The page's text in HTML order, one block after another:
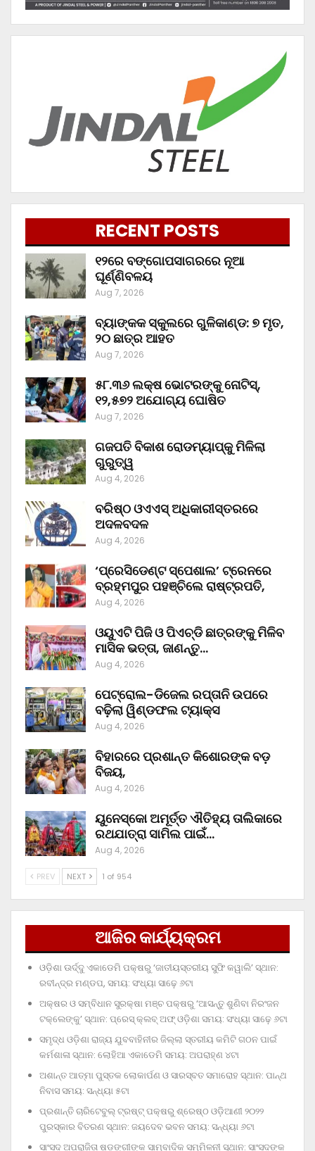
RECENT POSTS
୧୨ରେ ବଙ୍ଗୋପସାଗରରେ ନୂଆ
ଘୂର୍ଣ୍ଣିବଳୟ
Aug 7, 2026
ବ୍ୟାଙ୍କକ ସ୍କୁଲରେ ଗୁଳିକାଣ୍ଡ: ୭ ମୃତ,
୨୦ ଛାତ୍ର ଆହତ
Aug 7, 2026
୫୮.୩୬ ଲକ୍ଷ ଭୋଟରଙ୍କୁ ନୋଟିସ୍‌,
୧୨,୫୭୨ ଅଯୋଗ୍ୟ ଘୋଷିତ
Aug 7, 2026
ଗଜପତି ବିକାଶ ରୋଡମ୍ୟାପ୍‌କୁ ମିଳିଲା
ଗୁରୁତ୍ୱ
Aug 4, 2026
ବରିଷ୍ଠ ଓଏଏସ୍‌ ଅଧିକାରୀସ୍ତରରେ
ଅଦଳବଦଳ
Aug 4, 2026
‘ପ୍ରେସିଡେଣ୍ଟ ସ୍ପେଶାଲ’ ଟ୍ରେନରେ
ବ୍ରହ୍ମପୁର ପହଞ୍ଚିଲେ ରାଷ୍ଟ୍ରପତି,
Aug 4, 2026
ଓୟୁଏଟି ପିଜି ଓ ପିଏଚ୍‌ଡି ଛାତ୍ରଙ୍କୁ ମିଳିବ
ମାସିକ ଭତ୍ତା, ଜାଣନ୍ତୁ…
Aug 4, 2026
ପେଟ୍ରୋଲ-ଡିଜେଲ ରପ୍ତାନି ଉପରେ
ବଢ଼ିଲା ୱିଣ୍ଡଫଲ ଟ୍ୟାକ୍ସ
Aug 4, 2026
ବିହାରରେ ପ୍ରଶାନ୍ତ କିଶୋରଙ୍କ ବଡ଼
ବିଜୟ,
Aug 4, 2026
ୟୁନେସ୍କୋ ଅମୂର୍ତ୍ତ ଐତିହ୍ୟ ତାଲିକାରେ
ରଥଯାତ୍ରା ସାମିଲ ପାଇଁ…
Aug 4, 2026
PREV NEXT 1 of 954
ଆଜିର କାର୍ଯ୍ୟକ୍ରମ
ଓଡ଼ିଶା ଊର୍ଦ୍ଦୁ ଏକାଡେମି ପକ୍ଷରୁ ‘ଜାତୀୟସ୍ତରୀୟ ସୁଫି କୱାଲି’ ସ୍ଥାନ:
ରବୀନ୍ଦ୍ର ମଣ୍ଡପ, ସମୟ: ସଂଧ୍ୟା ସାଢ଼େ ୬ଟା
ଅକ୍ଷର ଓ ସମ୍ବିଧାନ ସୁରକ୍ଷା ମଞ୍ଚ ପକ୍ଷରୁ ‘ଆସନ୍ତୁ ଶୁଣିବା ନିରଂଜନ
ଟକ୍‌ଲେଙ୍କୁ’ ସ୍ଥାନ: ପ୍ରେସ୍‌ କ୍ଲବ୍‌ ଅଫ୍‌ ଓଡ଼ିଶା ସମୟ: ସଂଧ୍ୟା ସାଢ଼େ ୬ଟା
ସମୃଦ୍ଧ ଓଡ଼ିଶା ରାଜ୍ୟ ଯୁବବାହିନୀର ଜିଲ୍ଲା ସ୍ତରୀୟ କମିଟି ଗଠନ ପାଇଁ
କର୍ମଶାଳା ସ୍ଥାନ: ଲୋହିଆ ଏକାଡେମି ସମୟ: ଅପରାହ୍‌ଣ ୪ଟା
ଅଶାନ୍ତ ଆତ୍ମା ପୁସ୍ତକ ଲୋକାର୍ପଣ ଓ ସାରସ୍ବତ ସମାରୋହ ସ୍ଥାନ: ପାନ୍ଥ
ନିବାସ ସମୟ: ସନ୍ଧ୍ୟା ୫ଟା
ପ୍ରଶାନ୍ତି ଚାରିଟେବୁଲ୍‌ ଟ୍ରଷ୍ଟ୍‌ ପକ୍ଷରୁ ଶ୍ରେଷ୍ଠ ଓଡ଼ିଆଣୀ ୨୦୨୨
ପୁରସ୍କାର ବିତରଣ ସ୍ଥାନ: ଜୟଦେବ ଭବନ ସମୟ: ସନ୍ଧ୍ୟା ୬ଟା
ସାଂସଦ ଅପରାଜିତା ଷଡ଼ଙ୍ଗୀଙ୍କ ସାମ୍ବାଦିକ ସମ୍ମିଳନୀ ସ୍ଥାନ: ସାଂସଦଙ୍କ